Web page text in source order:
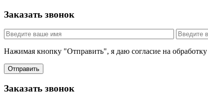
Заказать звонок
Нажимая кнопку "Отправить", я даю согласие на
Отправить
Заказать звонок